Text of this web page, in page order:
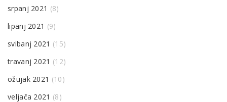
srpanj 2021 (8)
lipanj 2021 (9)
svibanj 2021 (15)
travanj 2021 (12)
ožujak 2021 (10)
veljača 2021 (8)